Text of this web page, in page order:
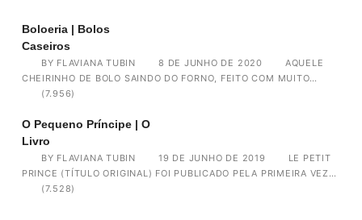
Boloeria | Bolos
Caseiros
BY FLAVIANA TUBIN 8 DE JUNHO DE 2020
AQUELE
CHEIRINHO DE BOLO SAINDO DO FORNO, FEITO COM MUITO…
(7.956)
O Pequeno Príncipe | O
Livro
BY FLAVIANA TUBIN 19 DE JUNHO DE 2019
LE PETIT
PRINCE (TÍTULO ORIGINAL) FOI PUBLICADO PELA PRIMEIRA VEZ…
(7.528)